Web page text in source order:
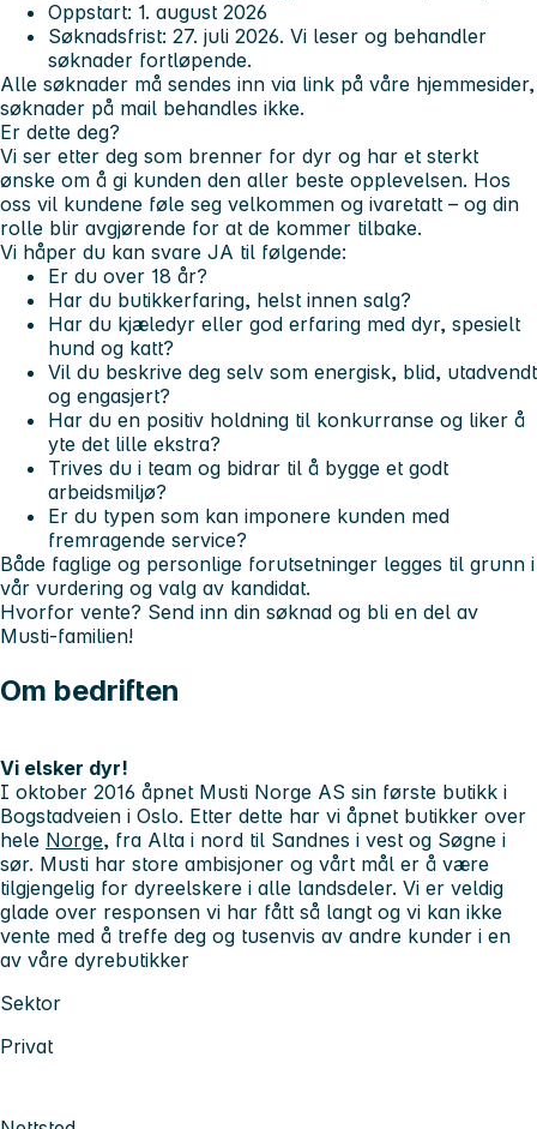
Oppstart: 1. august 2026
Søknadsfrist: 27. juli 2026. Vi leser og behandler
søknader fortløpende.
Alle søknader må sendes inn via link på våre hjemmesider,
søknader på mail behandles ikke.
Er dette deg?
Vi ser etter deg som brenner for dyr og har et sterkt
ønske om å gi kunden den aller beste opplevelsen. Hos
oss vil kundene føle seg velkommen og ivaretatt – og din
rolle blir avgjørende for at de kommer tilbake.
Vi håper du kan svare JA til følgende:
Er du over 18 år?
Har du butikkerfaring, helst innen salg?
Har du kjæledyr eller god erfaring med dyr, spesielt
hund og katt?
Vil du beskrive deg selv som energisk, blid, utadvendt
og engasjert?
Har du en positiv holdning til konkurranse og liker å
yte det lille ekstra?
Trives du i team og bidrar til å bygge et godt
arbeidsmiljø?
Er du typen som kan imponere kunden med
fremragende service?
Både faglige og personlige forutsetninger legges til grunn i
vår vurdering og valg av kandidat.
Hvorfor vente? Send inn din søknad og bli en del av
Musti-familien!
Om bedriften
Vi elsker dyr!
I oktober 2016 åpnet Musti Norge AS sin første butikk i
Bogstadveien i Oslo. Etter dette har vi åpnet butikker over
hele Norge, fra Alta i nord til Sandnes i vest og Søgne i
sør. Musti har store ambisjoner og vårt mål er å være
tilgjengelig for dyreelskere i alle landsdeler. Vi er veldig
glade over responsen vi har fått så langt og vi kan ikke
vente med å treffe deg og tusenvis av andre kunder i en
av våre dyrebutikker
Sektor
Privat